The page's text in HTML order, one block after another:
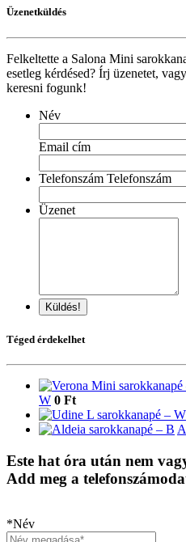
Üzenetküldés
Felkeltette a Salona Mini
esetleg kérdésed? Írj üzenetet,
keresni fogunk!
Név
Email cím
Telefonszám Telefonszám
Üzenet
Küldés!
Téged érdekelhet
W 0 Ft
Este hat óra után nem
Add meg a
*Név